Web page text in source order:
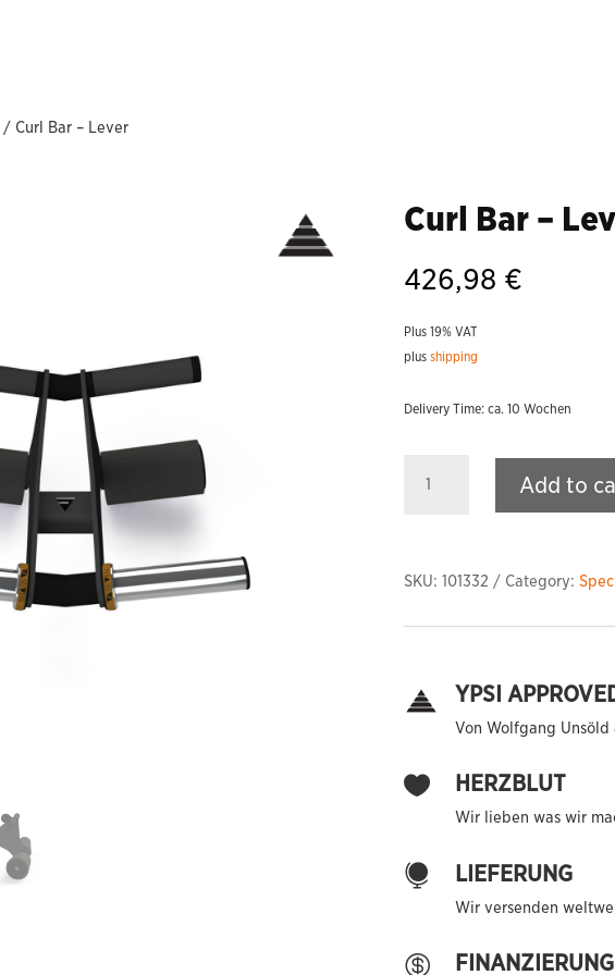
/ Curl Bar – Lever
Curl Bar –
426,98 €
Plus 19% VAT
plus shipping
Delivery Time: ca. 10 Wochen
Add to
SKU: 101332 Category:
YPSI
Von Wolfgang
 HERZBLUT
Wir lieben was wir
 LIEFERUNG
Wir versenden
 FINANZIERUNG